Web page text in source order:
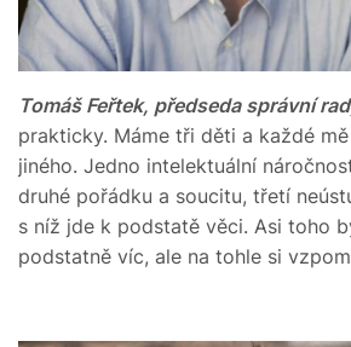
Tomáš Feřtek, předseda správní
prakticky. Máme tři děti a každé
jiného. Jedno intelektuální
druhé pořádku a soucitu, třetí
s níž jde k podstatě věci. Asi toho
podstatně víc, ale na tohle si